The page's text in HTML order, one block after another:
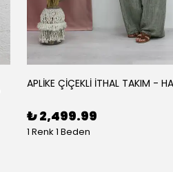
APLİKE ÇİÇEKLİ İTHAL TAKIM -
₺ 2,499.99
1 Renk 1 Beden